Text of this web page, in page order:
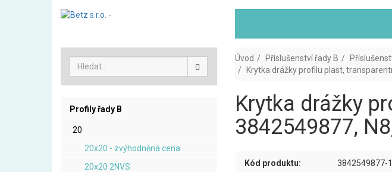
Profily řady B
20
20x20 - zvýhodněná cena
20x20 2NVS
Úvod Příslušenství řady B
Krytka drážky profilu plast,
Krytka drážky
3842549877,
Kód produktu: 3842549877-